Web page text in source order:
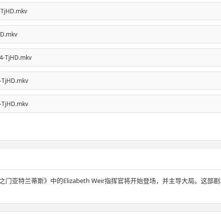
TjHD.mkv
TjHD.mkv
TjHD.mkv
门亚特兰蒂斯》中的Elizabeth Weir指挥官将开始登场，并主导大局。这部